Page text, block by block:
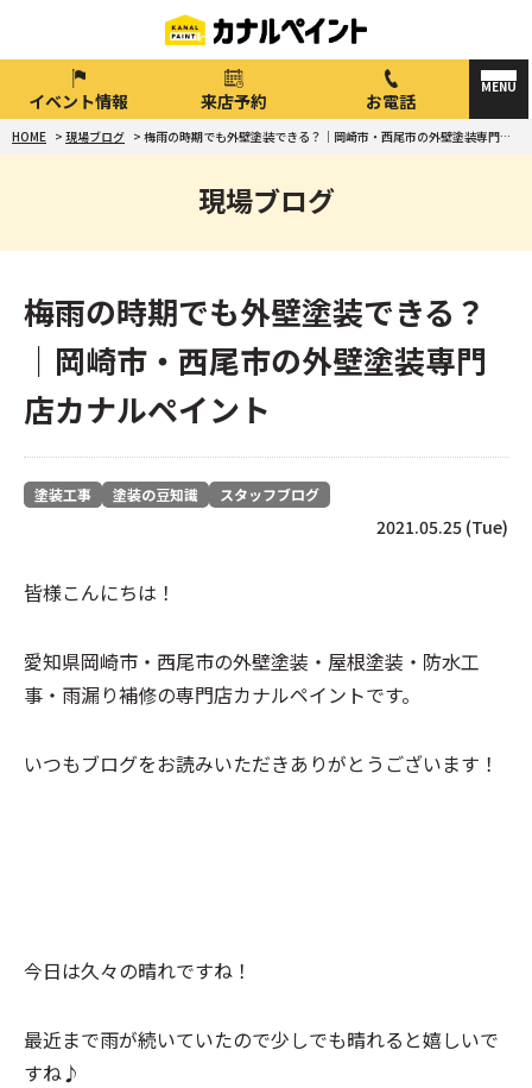
イベント情報 来店予約 お電話
HOME > 現場ブログ > 梅雨の時期でも外壁塗装できる？｜岡崎市・西尾市の外壁塗装専門店カナルペイント
現場ブログ
梅雨の時期でも外壁塗装できる？
｜岡崎市・西尾市の外壁塗装専門
店カナルペイント
塗装工事 塗装の豆知識 スタッフブログ
2021.05.25 (Tue)
皆様こんにちは！
愛知県岡崎市・西尾市の外壁塗装・屋根塗装・防水工
事・雨漏り補修の専門店カナルペイントです。
いつもブログをお読みいただきありがとうございます！
今日は久々の晴れですね！
最近まで雨が続いていたので少しでも晴れると嬉しいで
すね♪